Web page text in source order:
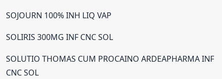
SOJOURN 100% INH LIQ VAP
SOLIRIS 300MG INF CNC SOL
SOLUTIO THOMAS CUM PROCAINO ARDEAPHARMA INF
CNC SOL